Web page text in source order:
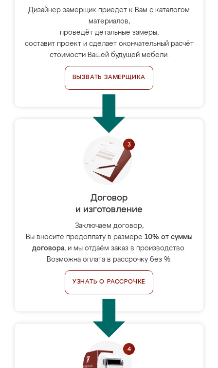
Дизайнер-замерщик приедет к Вам с каталогом
материалов,
проведёт детальные замеры,
составит проект и сделает окончательный расчёт
стоимости Вашей будущей мебели.
ВЫЗВАТЬ ЗАМЕРЩИКА
Договор
и изготовление
Заключаем договор,
Вы вносите предоплату в размере 10% от суммы
договора, и мы отдаём заказ в производство.
Возможна оплата в рассрочку без %.
УЗНАТЬ О РАССРОЧКЕ